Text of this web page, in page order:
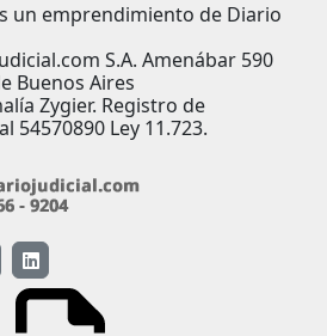
un emprendimiento de Diario
S.A. Amenábar 590
Buenos Aires
Zygier. Registro de
54570890 Ley 11.723.